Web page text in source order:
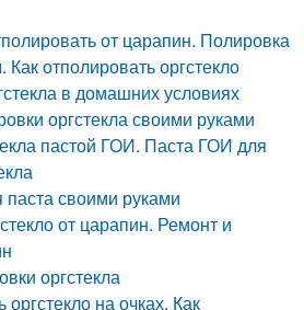
от царапин. Полировка
отполировать оргстекло
в домашних условиях
оргстекла своими руками
пастой ГОИ. Паста ГОИ для
своими руками
от царапин. Ремонт и
оргстекла
оргстекло на очках. Как